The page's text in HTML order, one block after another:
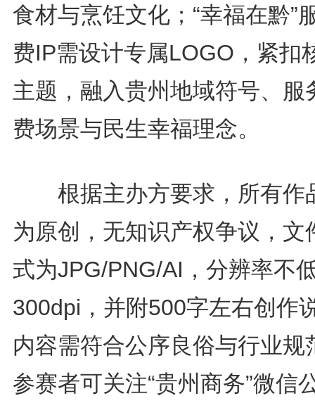
食材与烹饪文化；“幸福在黔”
费IP需设计专属LOGO，紧扣
主题，融入贵州地域符号、服
费场景与民生幸福理念。
根据主办方要求，所有作
为原创，无知识产权争议，文
式为JPG/PNG/AI，分辨率不
300dpi，并附500字左右创作
内容需符合公序良俗与行业规
参赛者可关注“贵州商务”微信